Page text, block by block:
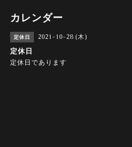
カレンダー
定休日 2021-10-28 (木)
定休日
定休日であります